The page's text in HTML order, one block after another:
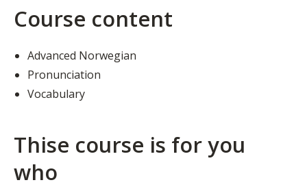
Course content
Advanced Norwegian
Pronunciation
Vocabulary
Thise course is for you
who